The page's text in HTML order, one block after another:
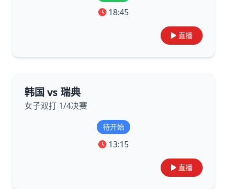
18:45
直播
韩国 vs 瑞典
女子双打 1/4决赛
待开始
13:15
直播